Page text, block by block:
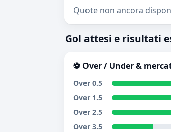
Quote non ancora
Gol attesi e risultati
⚽ Over / Under &
Over 0.5
Over 1.5
Over 2.5
Over 3.5